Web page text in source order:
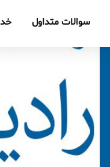
سوالات متداول